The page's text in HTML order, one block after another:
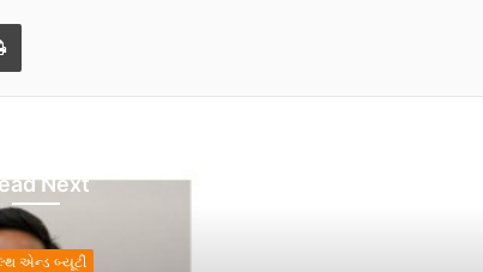
Next
એન્ડ બ્યૂટી